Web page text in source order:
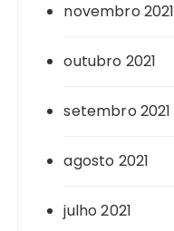
novembro 2021
outubro 2021
setembro 2021
agosto 2021
julho 2021